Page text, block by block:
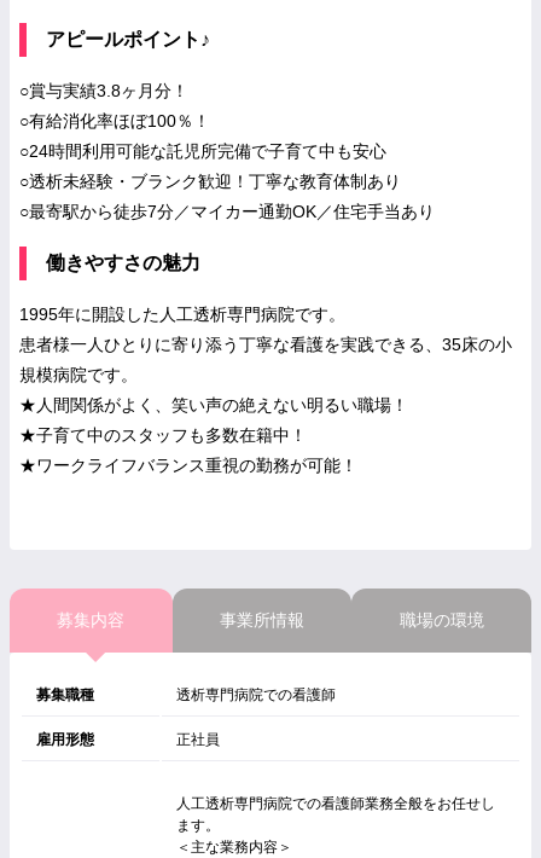
アピールポイント♪
○賞与実績3.8ヶ月分！
○有給消化率ほぼ100％！
○24時間利用可能な託児所完備で子育て中も安心
○透析未経験・ブランク歓迎！丁寧な教育体制あり
○最寄駅から徒歩7分／マイカー通勤OK／住宅手当あり
働きやすさの魅力
1995年に開設した人工透析専門病院です。
患者様一人ひとりに寄り添う丁寧な看護を実践できる、35床の小
規模病院です。
★人間関係がよく、笑い声の絶えない明るい職場！
★子育て中のスタッフも多数在籍中！
★ワークライフバランス重視の勤務が可能！
募集内容 事業所情報 職場の環境
募集職種 透析専門病院での看護師
雇用形態 正社員
人工透析専門病院での看護師業務全般をお任せし
ます。
＜主な業務内容＞